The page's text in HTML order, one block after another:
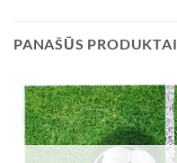
PANAŠŪS PRODUKTAI